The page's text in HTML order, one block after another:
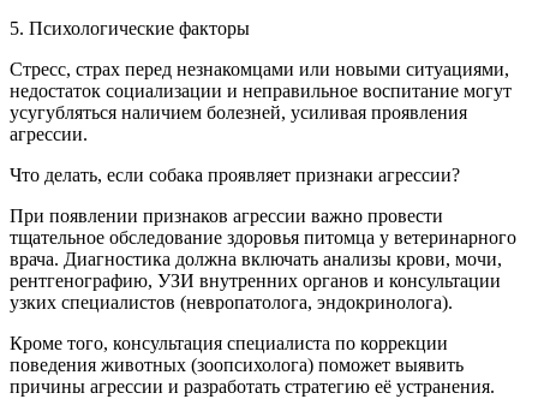
5. Психологические факторы
Стресс, страх перед незнакомцами или новыми ситуациями,
недостаток социализации и неправильное воспитание могут
усугубляться наличием болезней, усиливая проявления
агрессии.
Что делать, если собака проявляет признаки агрессии?
При появлении признаков агрессии важно провести
тщательное обследование здоровья питомца у ветеринарного
врача. Диагностика должна включать анализы крови, мочи,
рентгенографию, УЗИ внутренних органов и консультации
узких специалистов (невропатолога, эндокринолога).
Кроме того, консультация специалиста по коррекции
поведения животных (зоопсихолога) поможет выявить
причины агрессии и разработать стратегию её устранения.